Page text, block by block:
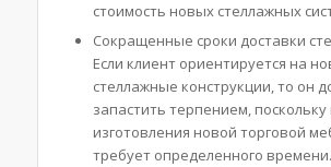
стоимость новых стеллажных
Сокращенные сроки доставки
Если клиент ориентируется на
стеллажные конструкции, то он
запастить терпением, поскольку
изготовления новой торговой
требует определенного